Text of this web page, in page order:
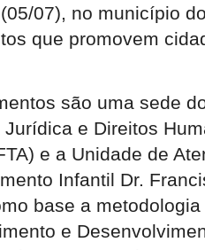
07), no município
que promovem
são uma sede
e Direitos
e a Unidade de
Infantil Dr.
base a
e